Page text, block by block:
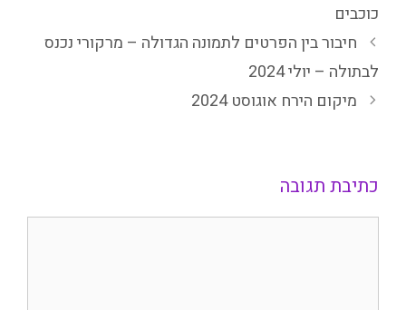
כוכבים
חיבור בין הפרטים לתמונה הגדולה – מרקורי נכנס
לבתולה – יולי 2024
מיקום הירח אוגוסט 2024
כתיבת תגובה